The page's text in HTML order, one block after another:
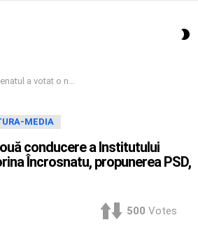
o nouă conducere a Institutului Cultural Român: Corina Încrosnatu, propunerea PSD, aleasă preşedinte
MEDIA
conducere a Institutului
Încrosnatu, propunerea PSD,
500 Votes